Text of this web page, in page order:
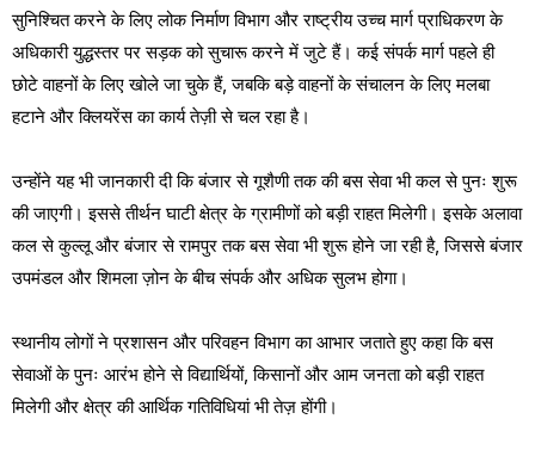
सुनिश्चित करने के लिए लोक निर्माण विभाग और राष्ट्रीय उच्च मार्ग प्राधिकरण के
अधिकारी युद्धस्तर पर सड़क को सुचारू करने में जुटे हैं। कई संपर्क मार्ग पहले ही
छोटे वाहनों के लिए खोले जा चुके हैं, जबकि बड़े वाहनों के संचालन के लिए मलबा
हटाने और क्लियरेंस का कार्य तेज़ी से चल रहा है।
उन्होंने यह भी जानकारी दी कि बंजार से गूशैणी तक की बस सेवा भी कल से पुनः शुरू
की जाएगी। इससे तीर्थन घाटी क्षेत्र के ग्रामीणों को बड़ी राहत मिलेगी। इसके अलावा
कल से कुल्लू और बंजार से रामपुर तक बस सेवा भी शुरू होने जा रही है, जिससे बंजार
उपमंडल और शिमला ज़ोन के बीच संपर्क और अधिक सुलभ होगा।
स्थानीय लोगों ने प्रशासन और परिवहन विभाग का आभार जताते हुए कहा कि बस
सेवाओं के पुनः आरंभ होने से विद्यार्थियों, किसानों और आम जनता को बड़ी राहत
मिलेगी और क्षेत्र की आर्थिक गतिविधियां भी तेज़ होंगी।